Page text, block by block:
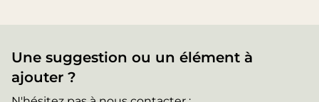
Une suggestion ou un élément à
ajouter ?